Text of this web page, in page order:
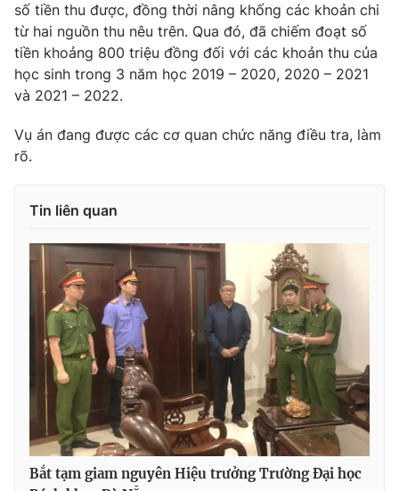
Tư vấn
Chuyên mục khác
Emagazine Podcast
VTV Money
VTV Sức khoẻ Bất động sản
Thị trường 24h Tấm lòng Việt
VTV4 Vươn mình bằng AI
VTV9 VTV8
Liên hệ tòa soạn English
số tiền thu được, đồng thời nâng khống các khoản chi
từ hai nguồn thu nêu trên. Qua đó, đã chiếm đoạt số
tiền khoảng 800 triệu đồng đối với các khoản thu của
học sinh trong 3 năm học 2019 – 2020, 2020 – 2021
và 2021 – 2022.
Vụ án đang được các cơ quan chức năng điều tra, làm
rõ.
Tin liên quan
Bắt tạm giam nguyên Hiệu trưởng Trường Đại học